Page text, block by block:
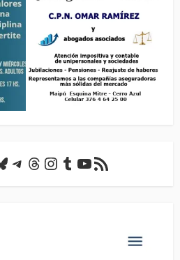
Telegram
Threads
Instagram
Tumblr
YouTube
Feed RSS